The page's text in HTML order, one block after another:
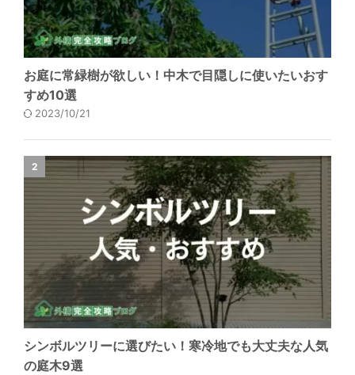
お庭に常緑樹が欲しい！中木で目隠しに使いたいおす
すめ10選
2023/10/21
2
シンボルツリーに選びたい！寒冷地でも大丈夫な人気
の庭木9選